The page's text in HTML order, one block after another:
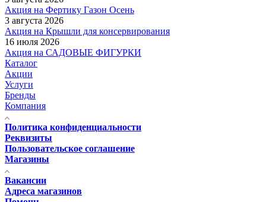
Акция на Фертику Газон Осень
3 августа 2026
Акция на Крышли для консервирования
16 июля 2026
Акция на САДОВЫЕ ФИГУРКИ
Каталог
Акции
Услуги
Бренды
Компания
Политика конфиденциальности
Реквизиты
Пользовательское соглашение
Магазины
Вакансии
Адреса магазинов